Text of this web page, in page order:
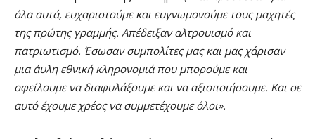
όλα αυτά, ευχαριστούμε και ευγνωμονούμε τους μαχητές
της πρώτης γραμμής. Απέδειξαν αλτρουισμό και
πατριωτισμό. Έσωσαν συμπολίτες μας και μας χάρισαν
μια άυλη εθνική κληρονομιά που μπορούμε και
οφείλουμε να διαφυλάξουμε και να αξιοποιήσουμε. Και σε
αυτό έχουμε χρέος να συμμετέχουμε όλοι».